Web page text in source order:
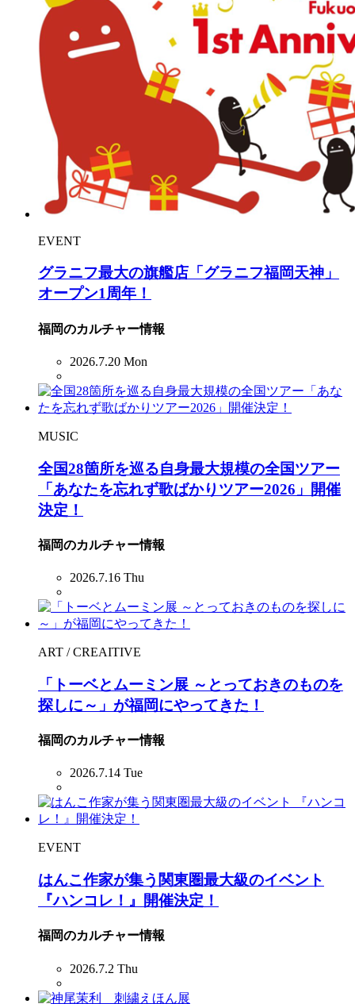
EVENT
グラニフ最大の旗艦店「グラニフ福岡天神」
オープン1周年！
福岡のカルチャー情報
2026.7.20 Mon
MUSIC
全国28箇所を巡る自身最大規模の全国ツアー
「あなたを忘れず歌ばかりツアー2026」開催
決定！
福岡のカルチャー情報
2026.7.16 Thu
ART / CREAITIVE
「トーベとムーミン展 ～とっておきのものを
探しに～」が福岡にやってきた！
福岡のカルチャー情報
2026.7.14 Tue
EVENT
はんこ作家が集う関東圏最大級のイベント
『ハンコレ！』開催決定！
福岡のカルチャー情報
2026.7.2 Thu